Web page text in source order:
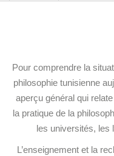
Pour comprendre la
philosophie tunisienne
aperçu général qui
la pratique de la
les universités, les
L’enseignement et la